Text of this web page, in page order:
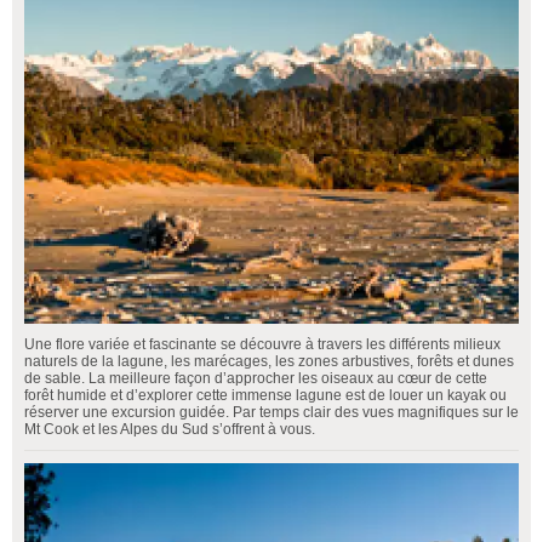
Une flore variée et fascinante se découvre à travers les différents milieux
naturels de la lagune, les marécages, les zones arbustives, forêts et dunes
de sable. La meilleure façon d’approcher les oiseaux au cœur de cette
forêt humide et d’explorer cette immense lagune est de louer un kayak ou
réserver une excursion guidée. Par temps clair des vues magnifiques sur le
Mt Cook et les Alpes du Sud s’offrent à vous.